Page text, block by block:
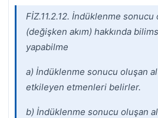
FİZ.11.2.12. İndüklenme
(değişken akım) hakkında
yapabilme
a) İndüklenme sonucu oluşan
etkileyen etmenleri belirler.
b) İndüklenme sonucu oluşan